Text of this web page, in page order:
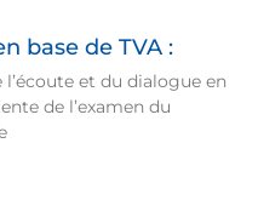
base de TVA :
et du dialogue en
de l’examen du